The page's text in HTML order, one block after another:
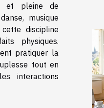
et pleine de
musique
discipline
physiques.
pratiquer la
tout en
interactions